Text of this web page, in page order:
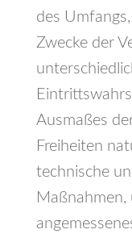
des
Zwecke der
Ausmaßes
Freiheiten
technische
Maßnahmen,